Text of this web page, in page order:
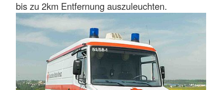
bis zu 2km Entfernung auszuleuchten.